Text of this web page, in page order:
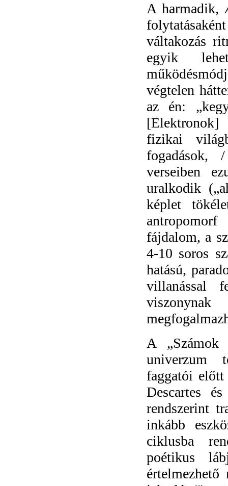
A harmadik,
váltakozás
egyik
végtelen
az én:
[Elektronok]
fizikai
fogadások,
verseiben
uralkodik
képlet
fájdalom, a
4-10 soros
hatású,
villanással
A „Számok
univerzum
faggatói előtt
Descartes
rendszerint
inkább
ciklusba
poétikus